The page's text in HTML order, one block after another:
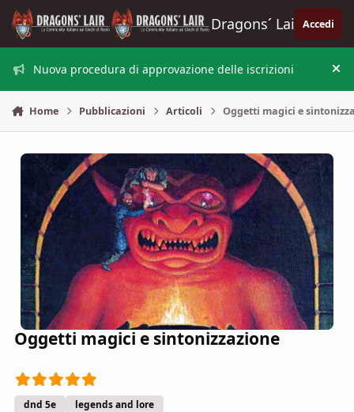
Vai al contenuto
Dragons´ Lair Accedi
Nuova procedura di approvazione delle iscrizioni
Home Pubblicazioni Articoli Oggetti magici e
Oggetti magici e sintonizzazione
dnd 5e legends and lore